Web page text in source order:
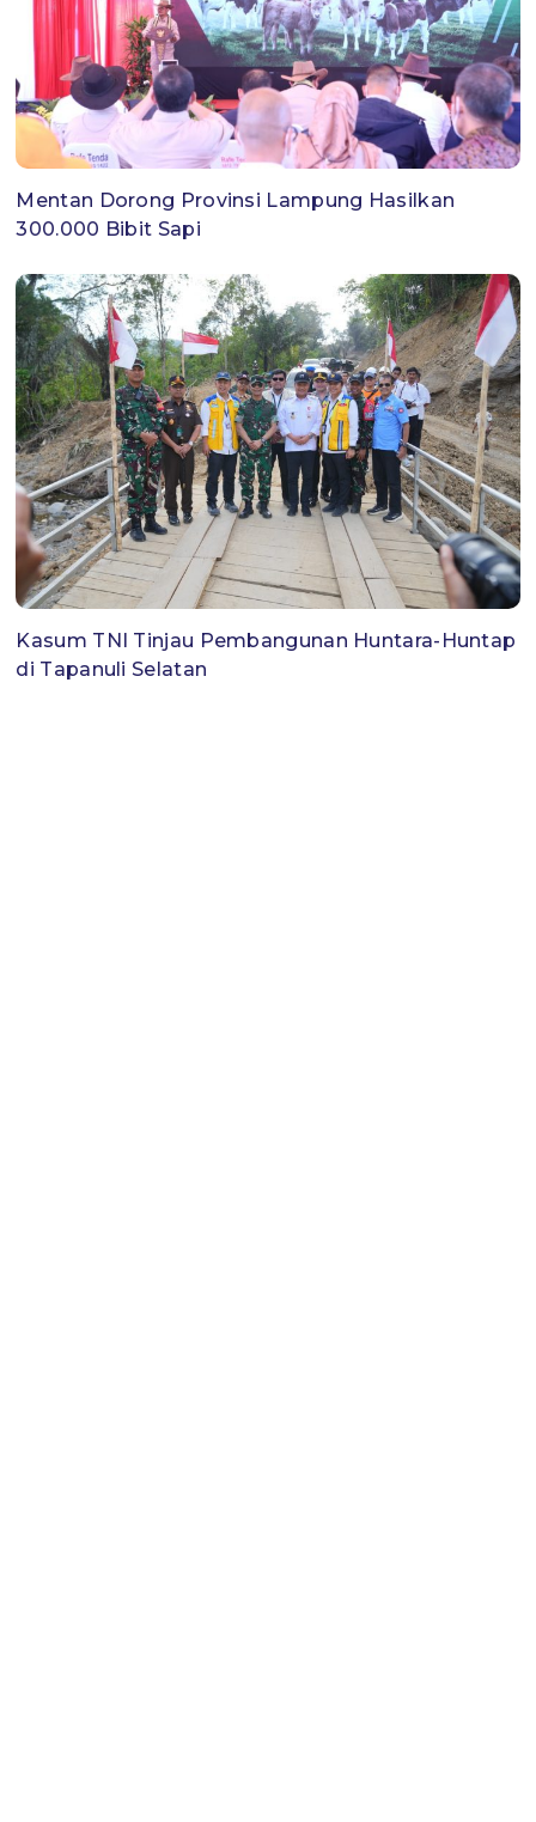
Mentan Dorong Provinsi Lampung Hasilkan
300.000 Bibit Sapi
Kasum TNI Tinjau Pembangunan Huntara-Huntap
di Tapanuli Selatan